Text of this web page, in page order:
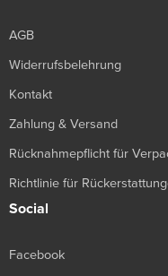
AGB
Widerrufsbelehrung
Kontakt
Zahlung & Versand
Rücknahmepflicht für
Richtlinie für
Social
Facebook